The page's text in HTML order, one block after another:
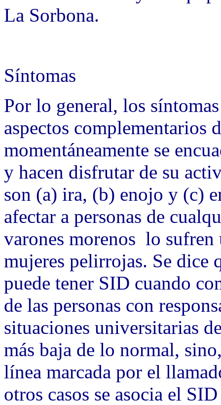
La Sorbona.
Síntomas
Por lo general, los
aspectos complementarios
momentáneamente se
y hacen disfrutar de su
son (a) ira, (b) enojo y (c)
afectar a personas de
varones morenos lo sufren
mujeres pelirrojas. Se dice
puede tener SID cuando
de las personas con
situaciones universitarias
más baja de lo normal,
línea marcada por el
otros casos se asocia el